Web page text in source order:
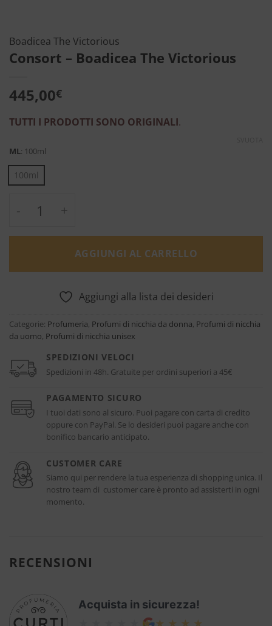
Boadicea The Victorious
Consort – Boadicea The Victorious
445,00€
TUTTI I PRODOTTI SONO ORIGINALI.
ML: 100ml
100ml
Consort - Boadicea The Victorious quantità
AGGIUNGI AL CARRELLO
Aggiungi alla lista dei desideri
Categorie: Profumeria, Profumi di nicchia da donna, Profumi di nicchia
da uomo, Profumi di nicchia unisex
SPEDIZIONI VELOCI
Spedizioni in 48h. Gratuite per ordini superiori a 45€
PAGAMENTO SICURO
I tuoi dati sono al sicuro. Puoi pagare con carta di credito
oppure con PayPal. Se lo desideri puoi pagare anche con
bonifico bancario anticipato.
CUSTOMER CARE
Siamo qui per rendere la tua esperienza di shopping unica. Il
nostro team di customer care è pronto ad assisterti in ogni
momento.
RECENSIONI
Acquista in sicurezza!